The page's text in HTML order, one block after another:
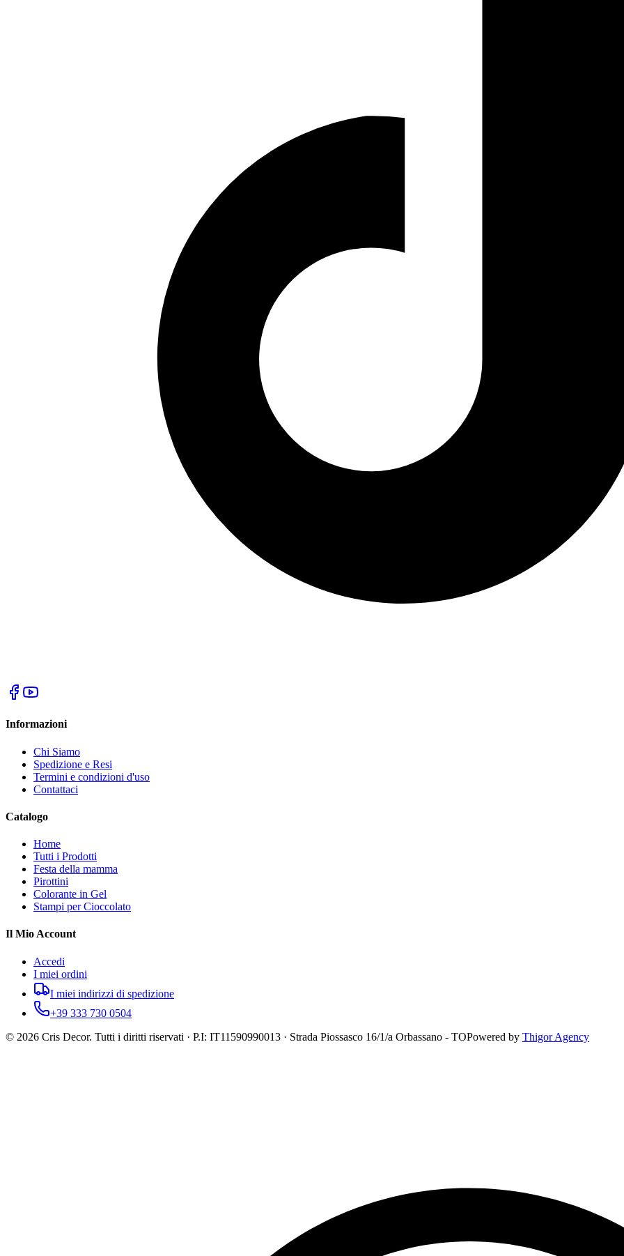
Informazioni
Chi Siamo
Spedizione e Resi
Termini e condizioni d'uso
Contattaci
Catalogo
Home
Tutti i Prodotti
Festa della mamma
Pirottini
Colorante in Gel
Stampi per Cioccolato
Il Mio Account
Accedi
I miei ordini
I miei indirizzi di spedizione
+39 333 730 0504
© 2026 Cris Decor. Tutti i diritti riservati · P.I: IT11590990013 · Strada Piossasco 16/1/a Orbassano - TOPowered by Thigor Agency